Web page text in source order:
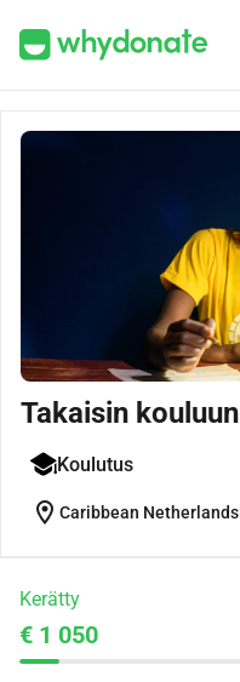
Takaisin kouluun
Koulutus
location_on Caribbean Netherlands
Kerätty
€ 1 050